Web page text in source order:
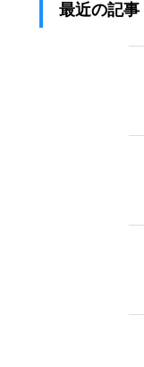
最近の記事